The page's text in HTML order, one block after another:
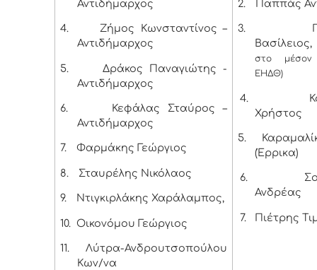
Αντιδήμαρχος
4.
Ζήμος Κωνσταντίνος –
Αντιδήμαρχος
5.
Δράκος Παναγιώτης -
Αντιδήμαρχος
6.
Κεφάλας Σταύρος –
Αντιδήμαρχος
7. Φαρμάκης Γεώργιος
8. Σταυρέλης Νικόλαος
9. Ντιγκιρλάκης Χαράλαμπος,
10. Οικονόμου Γεώργιος
11.
Λύτρα-Ανδρουτσοπούλου
Κων/να
2. Παππάς
3.
Βασίλειος,
στο
ΕΗΔΘ)
4.
Χρήστος
5.
(Έρρικα)
6.
Ανδρέας
7. Πιέτρης